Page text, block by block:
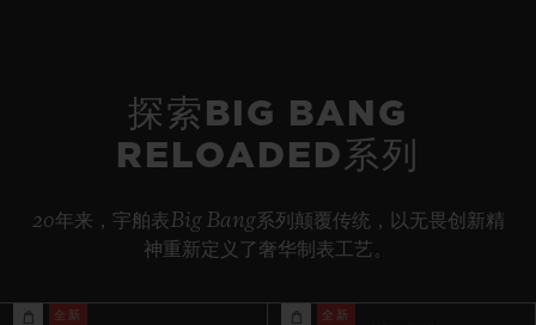
探索BIG BANG
RELOADED系列
20年来，宇舶表Big Bang系列颠覆传统，以无畏创新精
神重新定义了奢华制表工艺。
全新 全新